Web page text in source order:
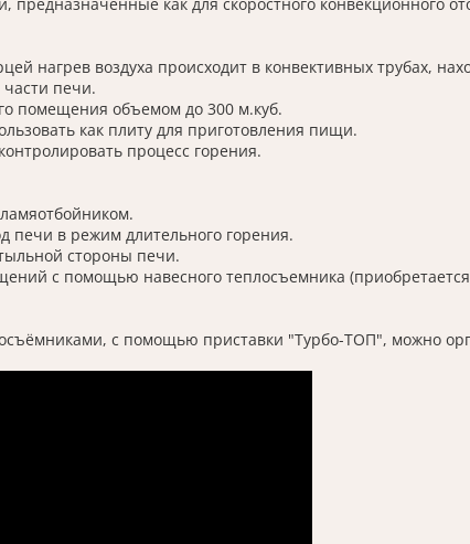
нагрев воздуха происходит в конвективных трубах,
части печи.
помещения объемом до 300 м.куб.
как плиту для приготовления пищи.
процесс горения.
печи в режим длительного горения.
стороны печи.
с помощью навесного теплосъемника
с помощью приставки "Турбо-ТОП", можно